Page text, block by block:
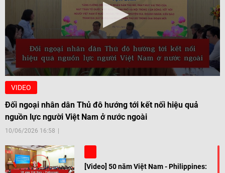
VIDEO
Đối ngoại nhân dân Thủ đô hướng tới kết nối hiệu quả
nguồn lực người Việt Nam ở nước ngoài
10/06/2026 16:58
[Video] 50 năm Việt Nam - Philippines: